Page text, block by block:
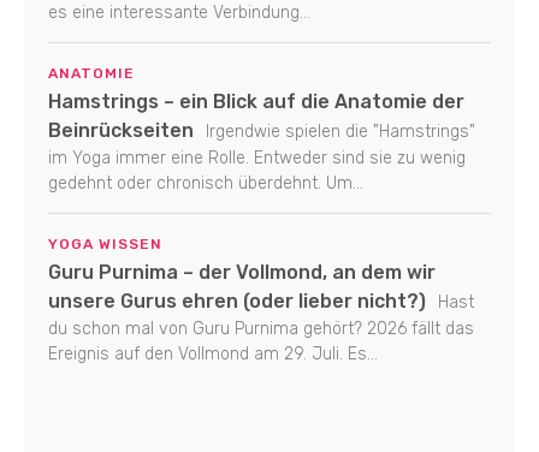
es eine interessante Verbindung...
ANATOMIE
Hamstrings – ein Blick auf die Anatomie der
Beinrückseiten
Irgendwie spielen die "Hamstrings"
im Yoga immer eine Rolle. Entweder sind sie zu wenig
gedehnt oder chronisch überdehnt. Um...
YOGA WISSEN
Guru Purnima – der Vollmond, an dem wir
unsere Gurus ehren (oder lieber nicht?)
Hast
du schon mal von Guru Purnima gehört? 2026 fällt das
Ereignis auf den Vollmond am 29. Juli. Es...